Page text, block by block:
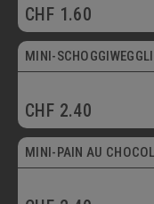
CHF 1.60
Vegetarisch
MINI-SCHOGGIWEGGLI
CHF 2.40
Vegetarisch
MINI-PAIN AU